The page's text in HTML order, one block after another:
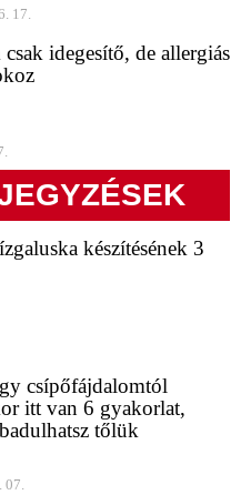
17.
idegesítő, de allergiás
készítésének 3
csípőfájdalomtól
itt van 6 gyakorlat,
tőlük
07.